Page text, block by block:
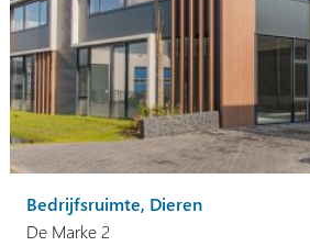
Bedrijfsruimte, Dieren
De Marke 2